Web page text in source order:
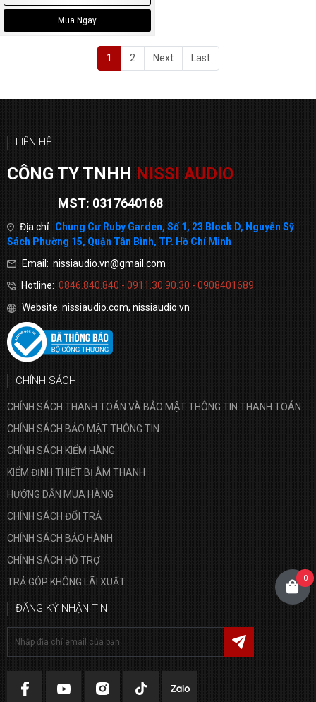
Mua Ngay
1 2 Next Last
LIÊN HỆ
CÔNG TY TNHH NISSI AUDIO
MST: 0317640168
Địa chỉ: Chung Cư Ruby Garden, Số 1, 23 Block D, Nguyễn Sỹ
Sách Phường 15, Quận Tân Bình, TP. Hồ Chí Minh
Email: nissiaudio.vn@gmail.com
Hotline: 0846.840.840 - 0911.30.90.30 - 0908401689
Website: nissiaudio.com, nissiaudio.vn
CHÍNH SÁCH
CHÍNH SÁCH THANH TOÁN VÀ BẢO MẬT THÔNG TIN THANH TOÁN
CHÍNH SÁCH BẢO MẬT THÔNG TIN
CHÍNH SÁCH KIỂM HÀNG
KIỂM ĐỊNH THIẾT BỊ ÂM THANH
HƯỚNG DẪN MUA HÀNG
CHÍNH SÁCH ĐỔI TRẢ
CHÍNH SÁCH BẢO HÀNH
CHÍNH SÁCH HỖ TRỢ
TRẢ GÓP KHÔNG LÃI XUẤT
ĐĂNG KÝ NHẬN TIN
0